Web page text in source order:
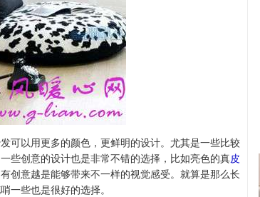
可以用更多的颜色，更鲜明的设计。尤其是一些比较
些创意的设计也是非常不错的选择，比如亮色的真皮
创意越是能够带来不一样的视觉感受。就算是那么长
一些也是很好的选择。